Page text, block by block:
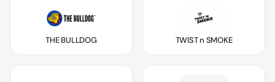
THE BULLDOG TWIST n SMOKE